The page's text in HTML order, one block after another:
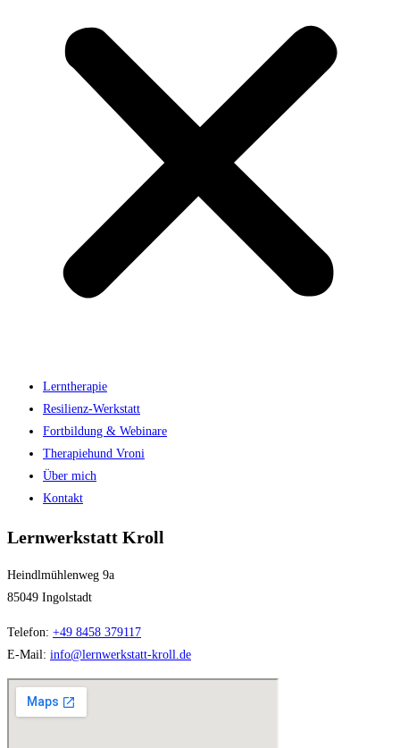
Lerntherapie
Resilienz-Werkstatt
Fortbildung & Webinare
Therapiehund Vroni
Über mich
Kontakt
Lernwerkstatt Kroll
Heindlmühlenweg 9a
85049 Ingolstadt
Telefon: +49 8458 379117
E-Mail: info@lernwerkstatt-kroll.de